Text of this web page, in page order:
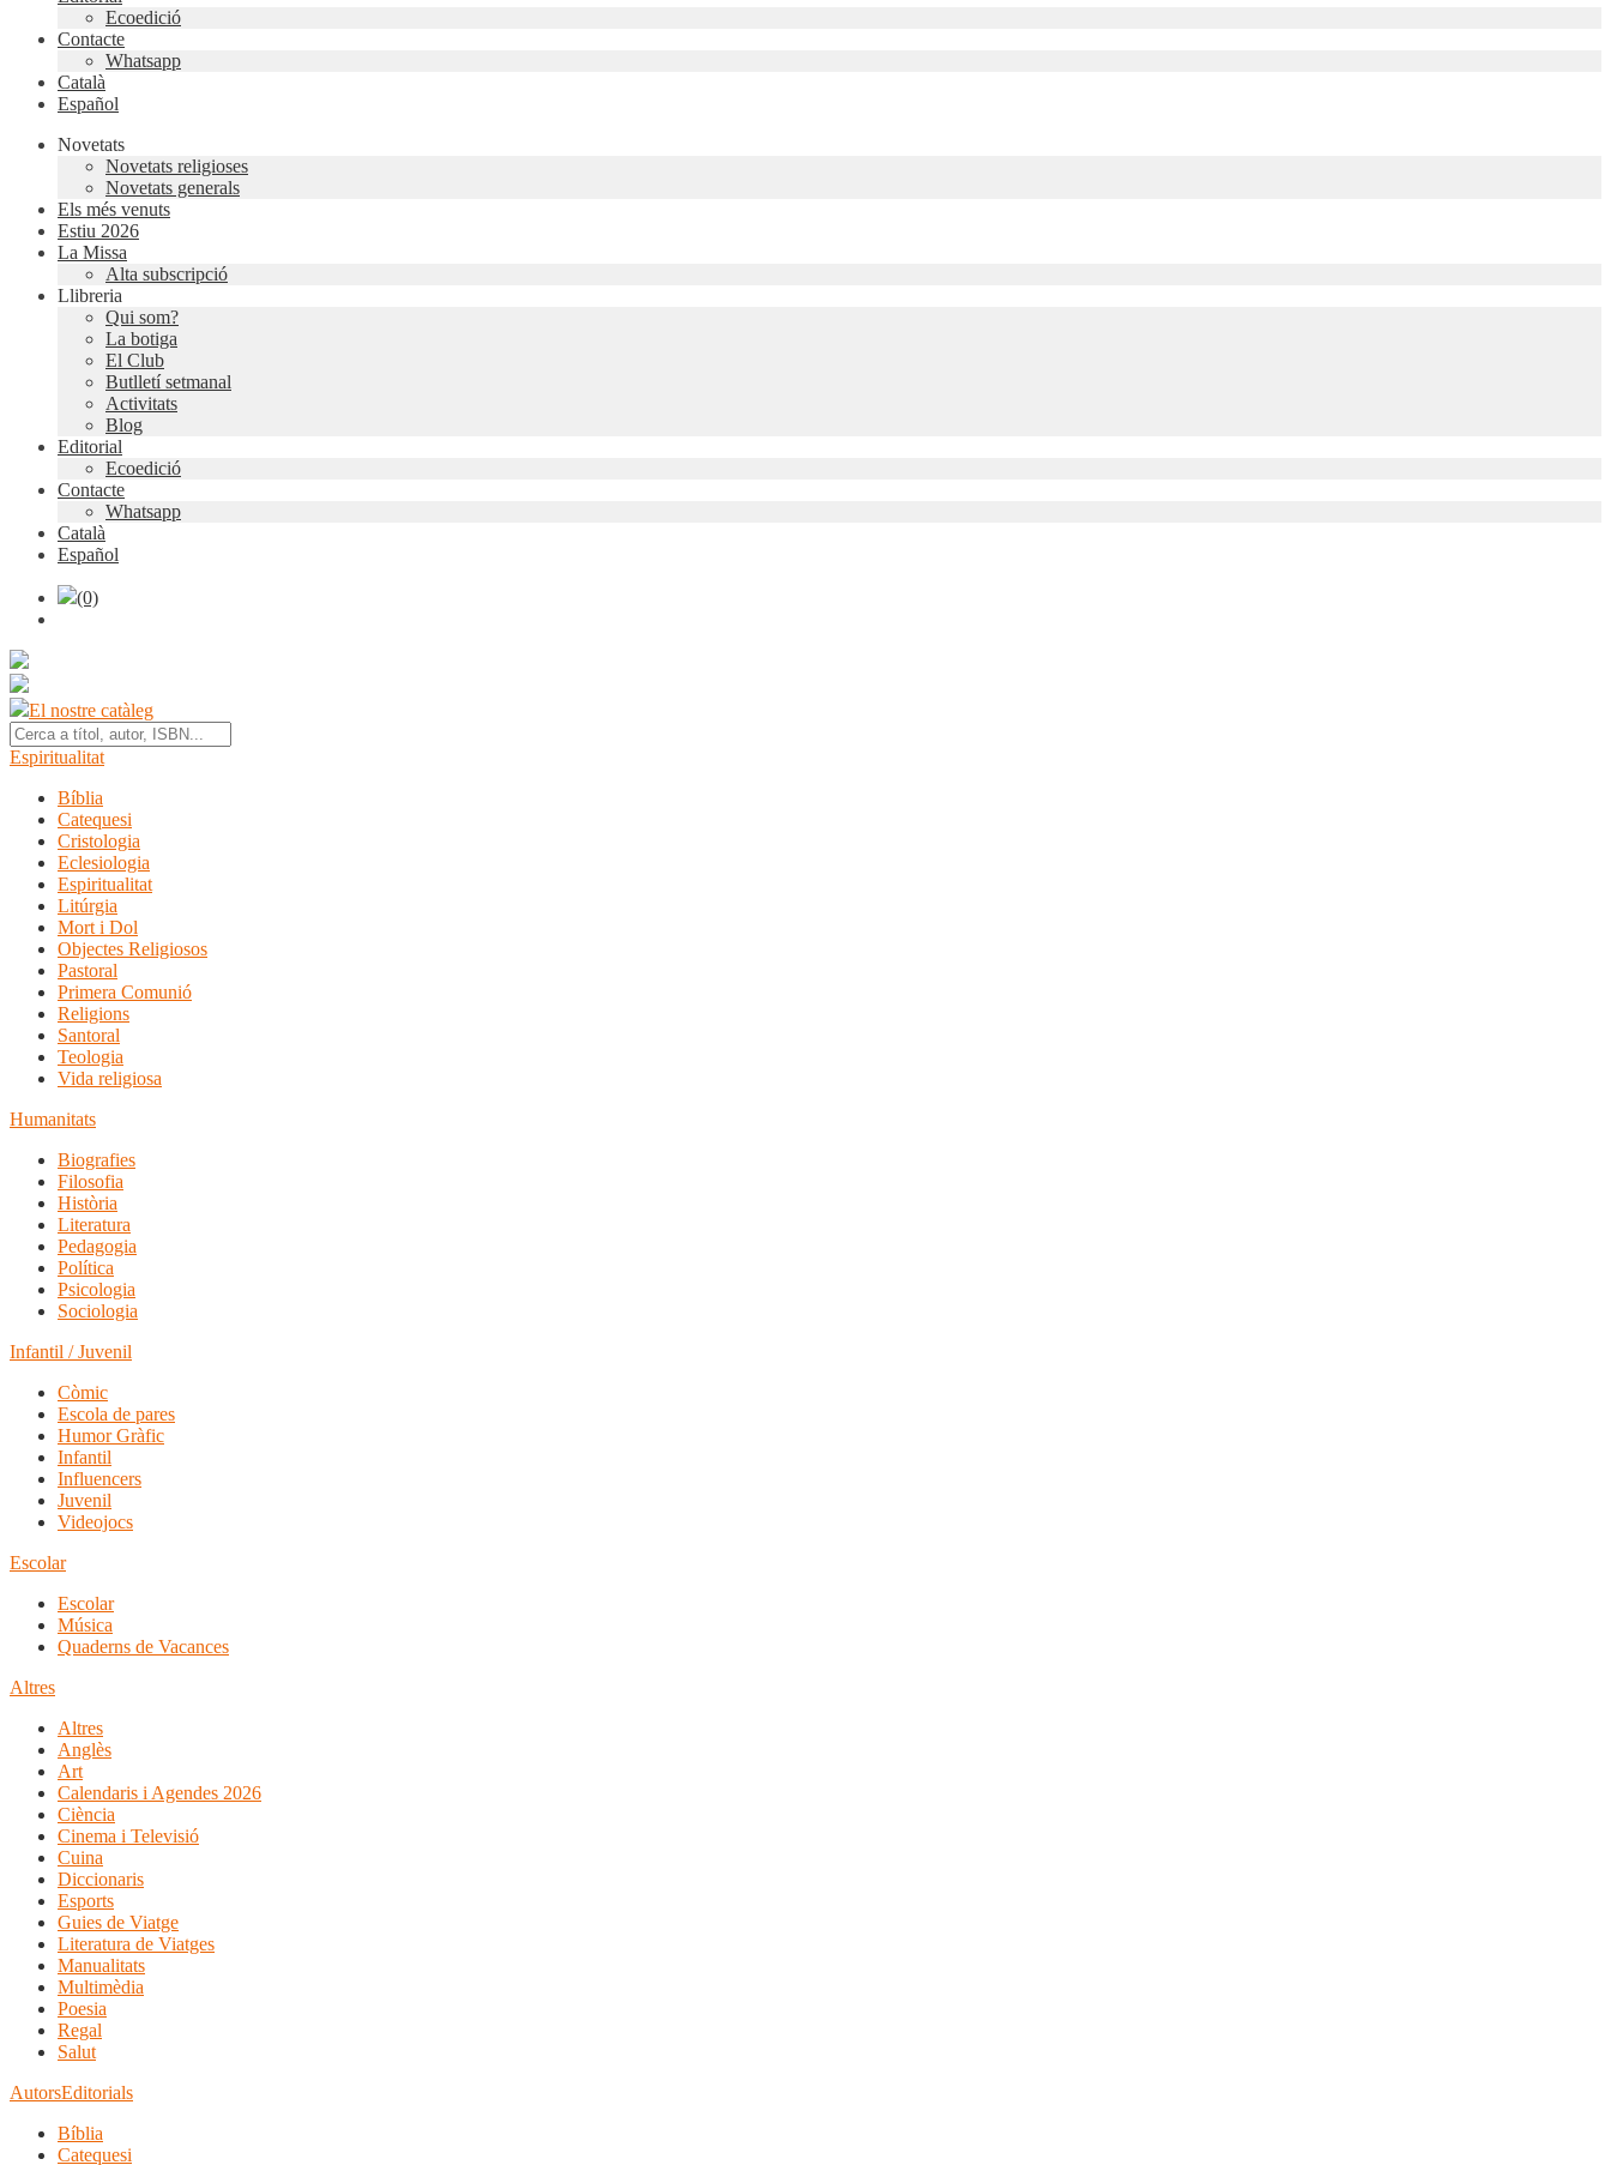
Ecoedició
Contacte
Whatsapp
Català
Español
Novetats
Novetats religioses
Novetats generals
Els més venuts
Estiu 2026
La Missa
Alta subscripció
Llibreria
Qui som?
La botiga
El Club
Butlletí setmanal
Activitats
Blog
Editorial
Ecoedició
Contacte
Whatsapp
Català
Español
(0)
El nostre catàleg
Espiritualitat
Bíblia
Catequesi
Cristologia
Eclesiologia
Espiritualitat
Litúrgia
Mort i Dol
Objectes Religiosos
Pastoral
Primera Comunió
Religions
Santoral
Teologia
Vida religiosa
Humanitats
Biografies
Filosofia
Història
Literatura
Pedagogia
Política
Psicologia
Sociologia
Infantil / Juvenil
Còmic
Escola de pares
Humor Gràfic
Infantil
Influencers
Juvenil
Videojocs
Escolar
Escolar
Música
Quaderns de Vacances
Altres
Altres
Anglès
Art
Calendaris i Agendes 2026
Ciència
Cinema i Televisió
Cuina
Diccionaris
Esports
Guies de Viatge
Literatura de Viatges
Manualitats
Multimèdia
Poesia
Regal
Salut
AutorsEditorials
Bíblia
Catequesi